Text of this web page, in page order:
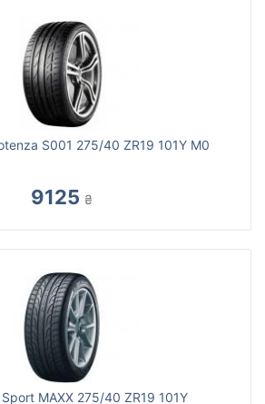
S001 275/40 ZR19 101Y M0
9125 ₴
MAXX 275/40 ZR19 101Y